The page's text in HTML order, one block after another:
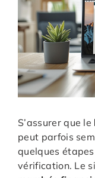
S’assurer que le
peut parfois
quelques
vérification. Le